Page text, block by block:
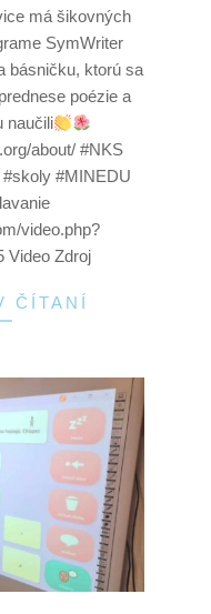
má šikovných
SymWriter
básničku, ktorú sa
poézie a
naučili
about/ #NKS
#MINEDU
video.php?
Video Zdroj
ČÍTANÍ